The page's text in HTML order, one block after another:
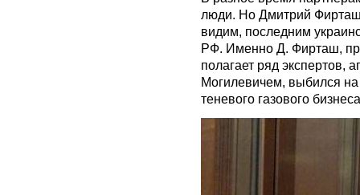
люди. Но Дмитрий
видим, последним
РФ. Именно Д. Фирташ,
полагает ряд
Могилевичем, выбился
теневого газового